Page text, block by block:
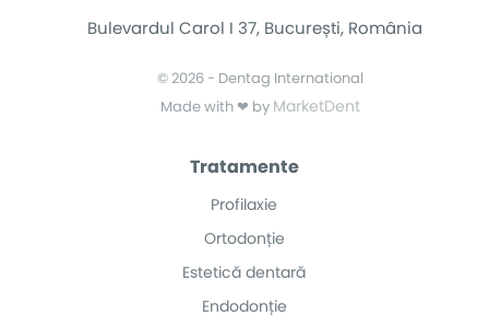
Bulevardul Carol I 37, București, România
© 2026 - Dentag International
Made with ❤ by MarketDent
Tratamente
Profilaxie
Ortodonție
Estetică dentară
Endodonție